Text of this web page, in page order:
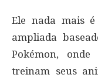
Ele nada mais
ampliada
Pokémon,
treinam seus